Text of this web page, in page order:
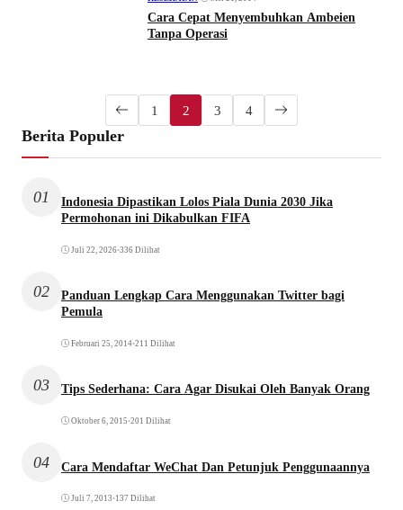
Cara Cepat Menyembuhkan Ambeien
Tanpa Operasi
1 2 3 4
Berita Populer
01
Indonesia Dipastikan Lolos Piala Dunia 2030 Jika
Permohonan ini Dikabulkan FIFA
Juli 22, 2026•336 Dilihat
02
Panduan Lengkap Cara Menggunakan Twitter bagi
Pemula
Februari 25, 2014•211 Dilihat
03 Tips Sederhana: Cara Agar Disukai Oleh Banyak Orang
Oktober 6, 2015 •201 Dilihat
04 Cara Mendaftar WeChat Dan Petunjuk Penggunaannya
Juli 7, 2013 •137 Dilihat